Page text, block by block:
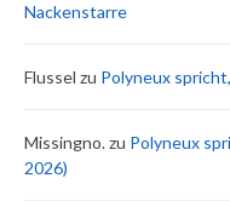
Nackenstarre
Flussel zu Polyneux
Missingno.zu Polyneux
2026)